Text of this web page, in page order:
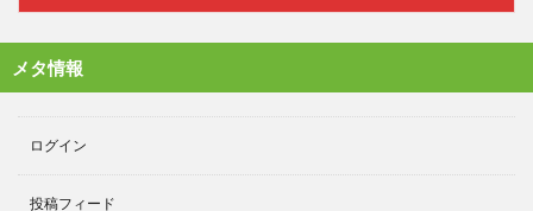
メタ情報
ログイン
投稿フィード